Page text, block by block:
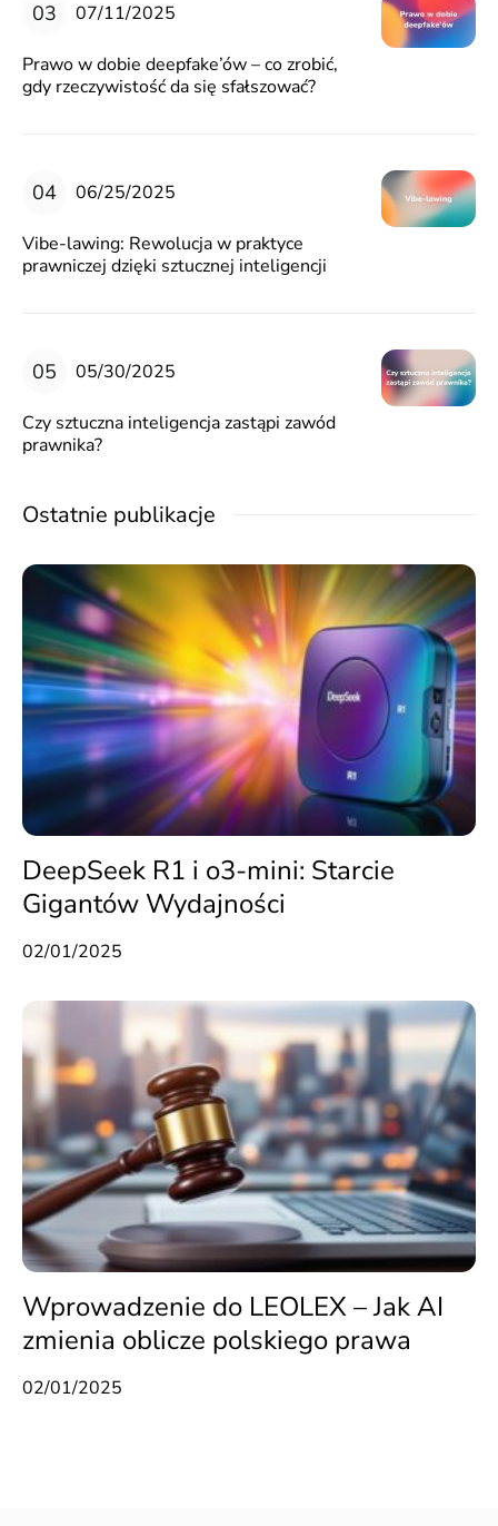
07/11/2025
Prawo w dobie deepfake’ów – co zrobić,
gdy rzeczywistość da się sfałszować?
06/25/2025
Vibe-lawing: Rewolucja w praktyce
prawniczej dzięki sztucznej inteligencji
05/30/2025
Czy sztuczna inteligencja zastąpi zawód
prawnika?
Ostatnie publikacje
DeepSeek R1 i o3-mini: Starcie
Gigantów Wydajności
02/01/2025
Wprowadzenie do LEOLEX – Jak AI
zmienia oblicze polskiego prawa
02/01/2025